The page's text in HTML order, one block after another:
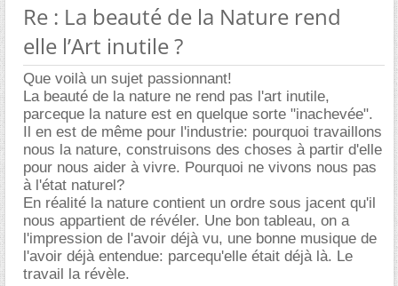
Re : La beauté de la Nature rend
elle l’Art inutile ?
Que voilà un sujet passionnant!
La beauté de la nature ne rend pas l'art inutile,
parceque la nature est en quelque sorte "inachevée".
Il en est de même pour l'industrie: pourquoi travaillons
nous la nature, construisons des choses à partir d'elle
pour nous aider à vivre. Pourquoi ne vivons nous pas
à l'état naturel?
En réalité la nature contient un ordre sous jacent qu'il
nous appartient de révéler. Une bon tableau, on a
l'impression de l'avoir déjà vu, une bonne musique de
l'avoir déjà entendue: parcequ'elle était déjà là. Le
travail la révèle.